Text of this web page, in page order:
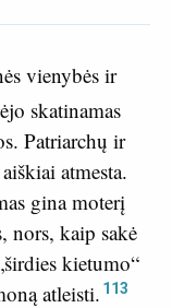
vienybės ir
skatinamas
Patriarchų ir
atmesta.
gina moterį
nors, kaip sakė
kietumo“
atleisti. 113